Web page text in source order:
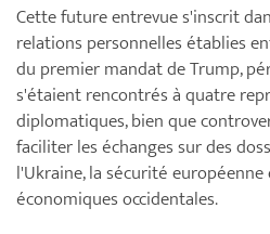
Cette future entrevue s'inscrit
relations personnelles établies
du premier mandat de Trump,
s'étaient rencontrés à quatre
diplomatiques, bien que
faciliter les échanges sur des
l'Ukraine, la sécurité
économiques occidentales.